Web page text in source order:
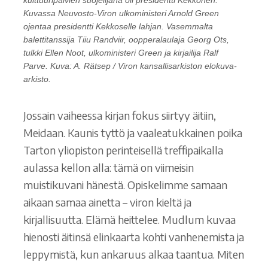
Kuvassa Neuvosto-Viron ulkoministeri Arnold Green
ojentaa presidentti Kekkoselle lahjan. Vasemmalta
balettitanssija Tiiu Randviir, oopperalaulaja Georg Ots,
tulkki Ellen Noot, ulkoministeri Green ja kirjailija Ralf
Parve. Kuva: A. Rätsep / Viron kansallisarkiston elokuva-
arkisto.
Jossain vaiheessa kirjan fokus siirtyy äitiin,
Meidaan. Kaunis tyttö ja vaaleatukkainen poika
Tarton yliopiston perinteisellä treffipaikalla
aulassa kellon alla: tämä on viimeisin
muistikuvani hänestä. Opiskelimme samaan
aikaan samaa ainetta – viron kieltä ja
kirjallisuutta. Elämä heittelee. Mudlum kuvaa
hienosti äitinsä elinkaarta kohti vanhenemista ja
leppymistä, kun ankaruus alkaa taantua. Miten